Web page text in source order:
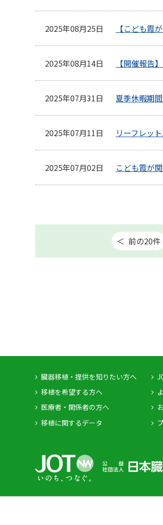
2025年08月25日 【こども霞
2025年08月14日 【開催報告
2025年07月31日 夏季休暇期
2025年07月11日 リーフレッ
2025年07月02日 こども霞が
前の20件
臓器移植・提供を知りたい方へ
移植を希望する方へ
医療者・関係者の方へ
移植に関するデータ